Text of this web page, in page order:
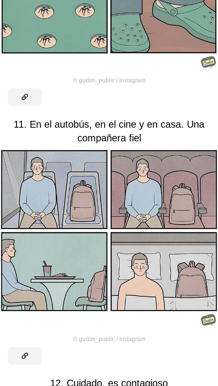
© gudim_public / Instagram
11. En el autobús, en el cine y en casa. Una
compañera fiel
© gudim_public / Instagram
12. Cuidado, es contagioso